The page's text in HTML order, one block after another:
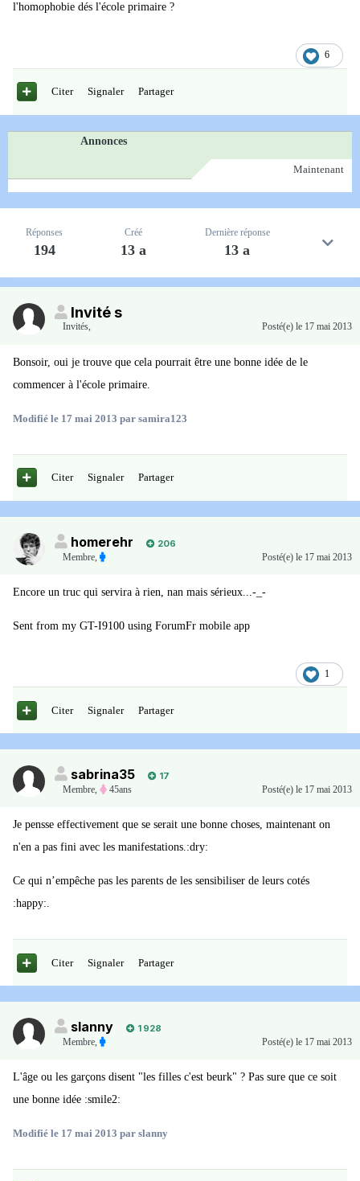
l'homophobie dés l'école primaire ?
6
Citer Signaler Partager
Annonces
Maintenant
Réponses
194
Créé
13 a
Dernière réponse
13 a
Invité s
Invités, Posté(e) le 17 mai 2013
Bonsoir, oui je trouve que cela pourrait être une bonne idée de le
commencer à l'école primaire.
Modifié le 17 mai 2013 par samira123
Citer Signaler Partager
homerehr
206
Membre, Posté(e) le 17 mai 2013
Encore un truc qui servira à rien, nan mais sérieux...-_-
Sent from my GT-I9100 using ForumFr mobile app
1
Citer Signaler Partager
sabrina35
17
Membre, 45ans Posté(e) le 17 mai 2013
Je pensse effectivement que se serait une bonne choses, maintenant on
n'en a pas fini avec les manifestations.:dry:
Ce qui n’empêche pas les parents de les sensibiliser de leurs cotés
:happy:.
Citer Signaler Partager
slanny
1 928
Membre, Posté(e) le 17 mai 2013
L'âge ou les garçons disent "les filles c'est beurk" ? Pas sure que ce soit
une bonne idée :smile2:
Modifié le 17 mai 2013 par slanny